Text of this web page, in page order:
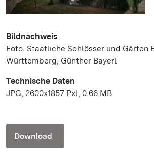
Bildnachweis
Foto: Staatliche Schlösser und Gärten
Württemberg, Günther Bayerl
Technische Daten
JPG, 2600x1857 Pxl, 0.66 MB
Download